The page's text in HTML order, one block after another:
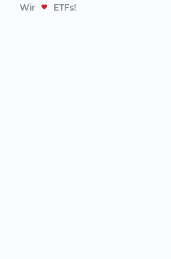
Wir ETFs!